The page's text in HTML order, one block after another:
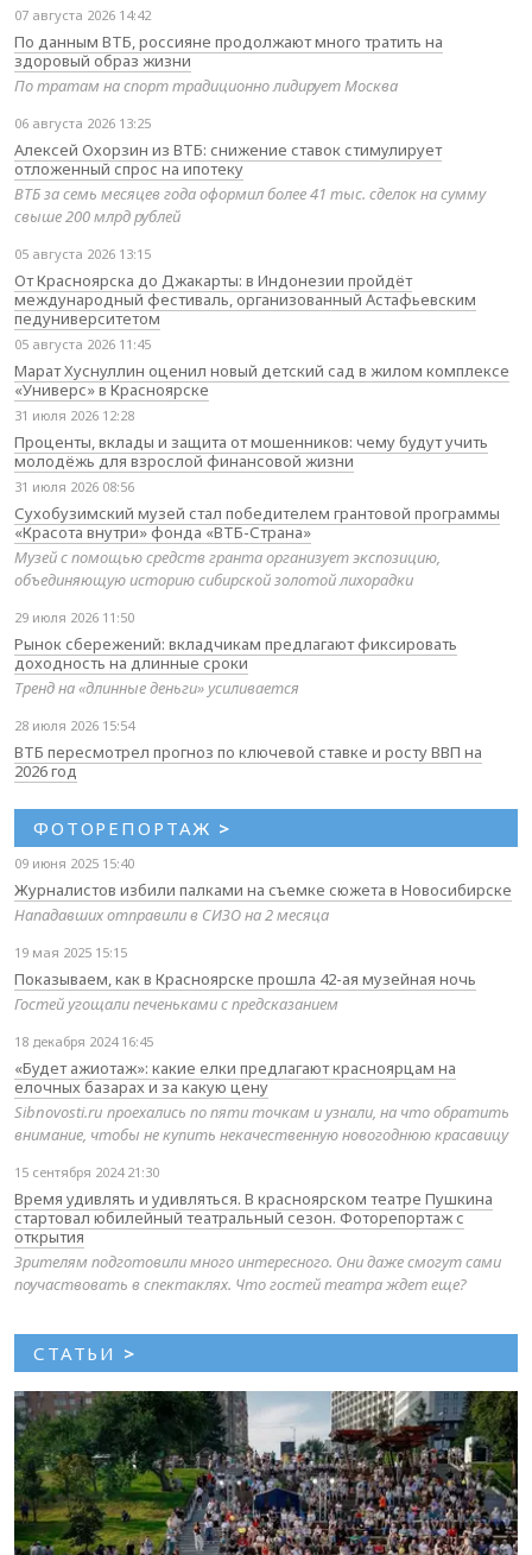
07 августа 2026 14:42
По данным ВТБ, россияне продолжают много тратить на
здоровый образ жизни
По тратам на спорт традиционно лидирует Москва
06 августа 2026 13:25
Алексей Охорзин из ВТБ: снижение ставок стимулирует
отложенный спрос на ипотеку
ВТБ за семь месяцев года оформил более 41 тыс. сделок на сумму
свыше 200 млрд рублей
05 августа 2026 13:15
От Красноярска до Джакарты: в Индонезии пройдёт
международный фестиваль, организованный Астафьевским
педуниверситетом
05 августа 2026 11:45
Марат Хуснуллин оценил новый детский сад в жилом комплексе
«Универс» в Красноярске
31 июля 2026 12:28
Проценты, вклады и защита от мошенников: чему будут учить
молодёжь для взрослой финансовой жизни
31 июля 2026 08:56
Сухобузимский музей стал победителем грантовой программы
«Красота внутри» фонда «ВТБ-Страна»
Музей с помощью средств гранта организует экспозицию,
объединяющую историю сибирской золотой лихорадки
29 июля 2026 11:50
Рынок сбережений: вкладчикам предлагают фиксировать
доходность на длинные сроки
Тренд на «длинные деньги» усиливается
28 июля 2026 15:54
ВТБ пересмотрел прогноз по ключевой ставке и росту ВВП на
2026 год
ФОТОРЕПОРТАЖ >
09 июня 2025 15:40
Журналистов избили палками на съемке сюжета в Новосибирске
Нападавших отправили в СИЗО на 2 месяца
19 мая 2025 15:15
Показываем, как в Красноярске прошла 42-ая музейная ночь
Гостей угощали печеньками с предсказанием
18 декабря 2024 16:45
«Будет ажиотаж»: какие елки предлагают красноярцам на
елочных базарах и за какую цену
Sibnovosti.ru проехались по пяти точкам и узнали, на что обратить
внимание, чтобы не купить некачественную новогоднюю красавицу
15 сентября 2024 21:30
Время удивлять и удивляться. В красноярском театре Пушкина
стартовал юбилейный театральный сезон. Фоторепортаж с
открытия
Зрителям подготовили много интересного. Они даже смогут сами
поучаствовать в спектаклях. Что гостей театра ждет еще?
СТАТЬИ >